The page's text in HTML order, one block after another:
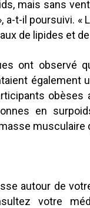
mais sans
a-t-il poursuivi.
de lipides et
ont observé
également
obèses
en
autour de
votre